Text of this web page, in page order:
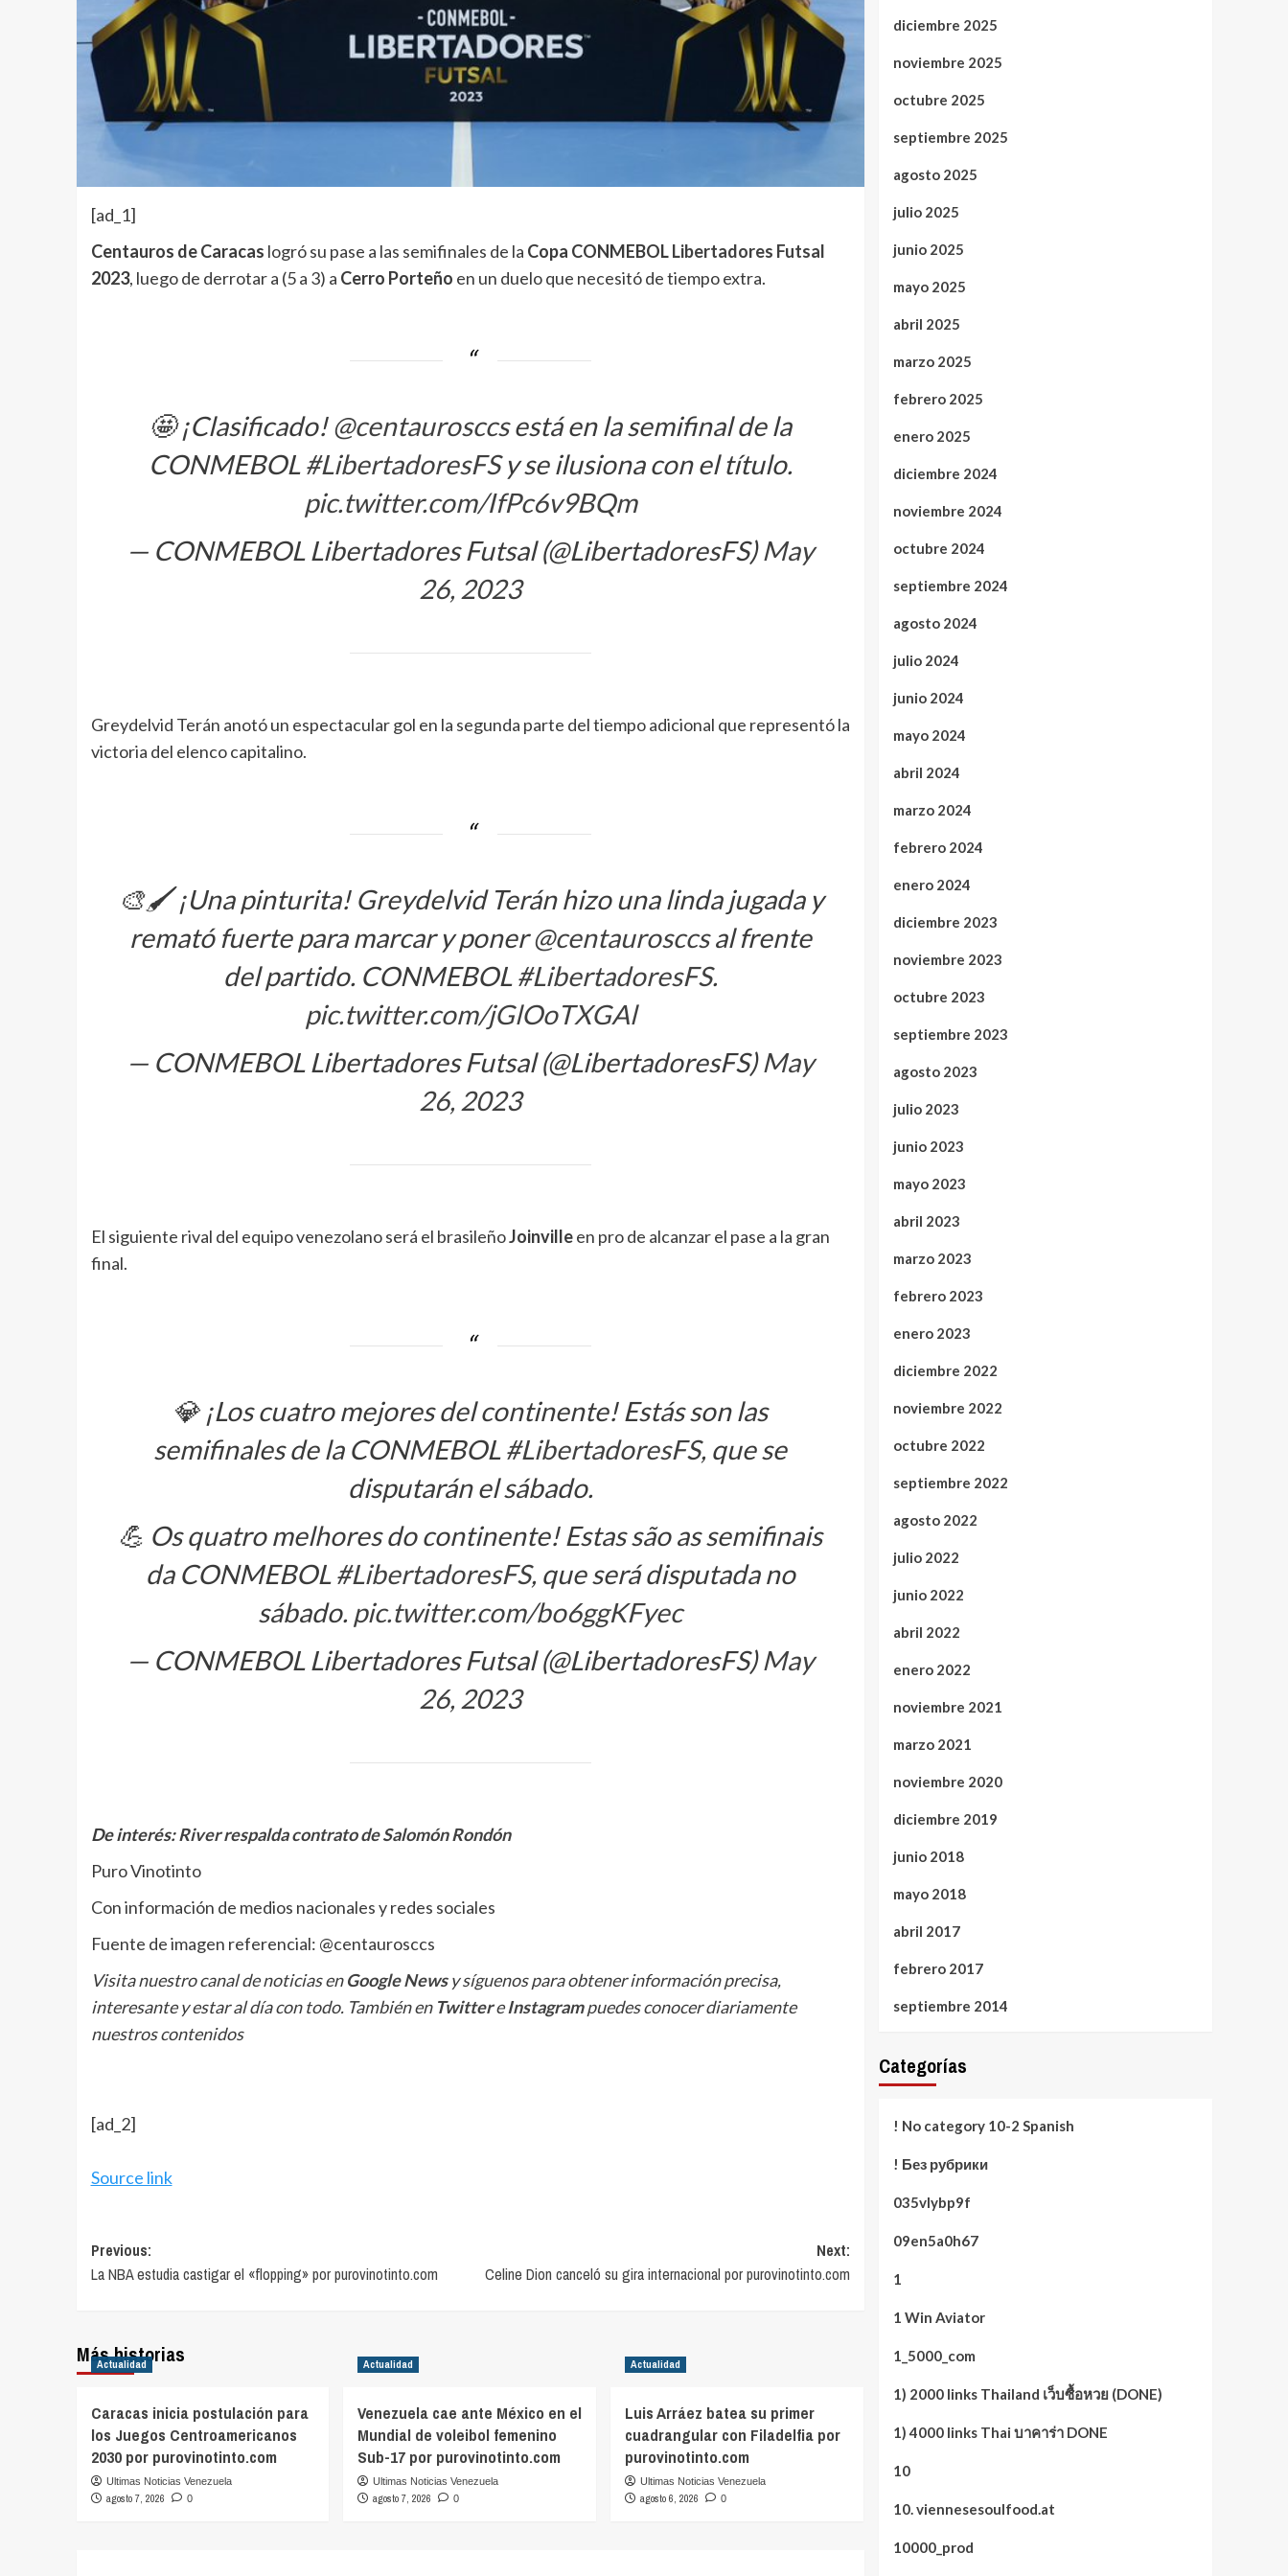
[ad_1]
Centauros de Caracas logró su pase a las semifinales de la Copa CONMEBOLLibertadores Futsal
2023, luego de derrotar a (5 a 3) a Cerro Porteño en un duelo que necesitó de tiempo extra.
🤩 ¡Clasificado!@centaurosccsestá en la semifinal de la
CONMEBOL#LibertadoresFSy se ilusiona con el título.
pic.twitter.com/IfPc6v9BQm
— CONMEBOL Libertadores Futsal (@LibertadoresFS)May
26, 2023
Greydelvid Terán anotó un espectacular gol en la segunda parte del tiempo adicional que representó la
victoria del elenco capitalino.
🎨🖌️ ¡Una pinturita! Greydelvid Terán hizo una linda jugada y
remató fuerte para marcar y poner@centaurosccsal frente
del partido. CONMEBOL#LibertadoresFS.
pic.twitter.com/jGlOoTXGAl
— CONMEBOL Libertadores Futsal (@LibertadoresFS)May
26, 2023
El siguiente rival del equipo venezolano será el brasileñoJoinvilleen pro de alcanzar el pase a la gran
final.
💎 ¡Los cuatro mejores del continente! Estás son las
semifinales de la CONMEBOL#LibertadoresFS, que se
disputarán el sábado.
💪 Os quatro melhores do continente! Estas são as semifinais
da CONMEBOL#LibertadoresFS, que será disputada no
sábado. pic.twitter.com/bo6ggKFyec
— CONMEBOL Libertadores Futsal (@LibertadoresFS)May
26, 2023
De interés:River respalda contrato de Salomón Rondón
Puro Vinotinto
Con información de medios nacionales y redes sociales
Fuente de imagen referencial: @centaurosccs
Visita nuestro canal de noticias enGoogle Newsy síguenos para obtener información precisa,
interesante y estar al día con todo. También en TwittereInstagrampuedes conocer diariamente
nuestros contenidos
[ad_2]
Source link
Post
navigation
Previous:
La NBA estudia castigar el «flopping» por purovinotinto.com
Next:
Celine Dion canceló su gira internacional por purovinotinto.com
Más historias
Actualidad
Caracas inicia postulación para
los Juegos Centroamericanos
2030 por purovinotinto.com
Ultimas Noticias Venezuela
agosto 7, 2026 0
Actualidad
Venezuela cae ante México en el
Mundial de voleibol femenino
Sub-17 por purovinotinto.com
Ultimas Noticias Venezuela
agosto 7, 2026 0
Actualidad
Luis Arráez batea su primer
cuadrangular con Filadelfia por
purovinotinto.com
Ultimas Noticias Venezuela
agosto 6, 2026 0
diciembre 2025
noviembre 2025
octubre 2025
septiembre 2025
agosto 2025
julio 2025
junio 2025
mayo 2025
abril 2025
marzo 2025
febrero 2025
enero 2025
diciembre 2024
noviembre 2024
octubre 2024
septiembre 2024
agosto 2024
julio 2024
junio 2024
mayo 2024
abril 2024
marzo 2024
febrero 2024
enero 2024
diciembre 2023
noviembre 2023
octubre 2023
septiembre 2023
agosto 2023
julio 2023
junio 2023
mayo 2023
abril 2023
marzo 2023
febrero 2023
enero 2023
diciembre 2022
noviembre 2022
octubre 2022
septiembre 2022
agosto 2022
julio 2022
junio 2022
abril 2022
enero 2022
noviembre 2021
marzo 2021
noviembre 2020
diciembre 2019
junio 2018
mayo 2018
abril 2017
febrero 2017
septiembre 2014
Categorías
! No category 10-2 Spanish
! Без рубрики
035vlybp9f
09en5a0h67
1
1 Win Aviator
1_5000_com
1) 2000 links Thailand เว็บซื้อหวย (DONE)
1) 4000 links Thai บาคาร่า DONE
10
10. viennesesoulfood.at
10000_prod